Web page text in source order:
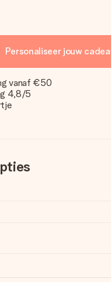
Personaliseer jouw
vanaf €50
4,8/5